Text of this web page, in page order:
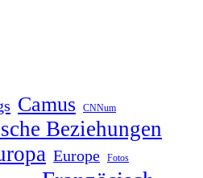
Camus CNNum
Beziehungen
Europe Fotos